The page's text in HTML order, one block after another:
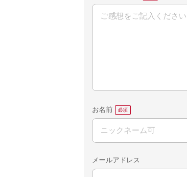
お名前
メールアドレス